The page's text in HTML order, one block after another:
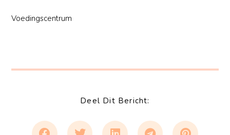
Voedingscentrum
Deel Dit Bericht: